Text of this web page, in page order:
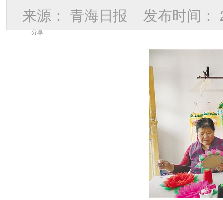
来源： 青海日报 发布时间：
分享